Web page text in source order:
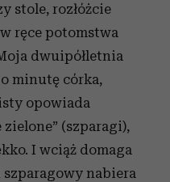
stole, rozłóżcie
ręce potomstwa
dwuipółletnia
minutę córka,
opowiada
(szparagi),
I wciąż domaga
szparagowy nabiera